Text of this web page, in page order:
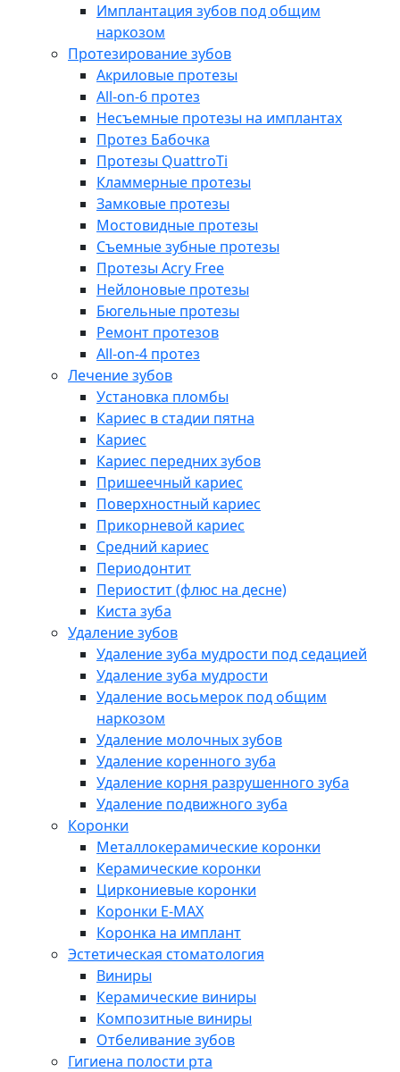
Имплантация зубов под общим
наркозом
Протезирование зубов
Акриловые протезы
All-on-6 протез
Несъемные протезы на имплантах
Протез Бабочка
Протезы QuattroTi
Кламмерные протезы
Замковые протезы
Мостовидные протезы
Съемные зубные протезы
Протезы Acry Free
Нейлоновые протезы
Бюгельные протезы
Ремонт протезов
All-on-4 протез
Лечение зубов
Установка пломбы
Кариес в стадии пятна
Кариес
Кариес передних зубов
Пришеечный кариес
Поверхностный кариес
Прикорневой кариес
Средний кариес
Периодонтит
Периостит (флюс на десне)
Киста зуба
Удаление зубов
Удаление зуба мудрости под седацией
Удаление зуба мудрости
Удаление восьмерок под общим
наркозом
Удаление молочных зубов
Удаление коренного зуба
Удаление корня разрушенного зуба
Удаление подвижного зуба
Коронки
Металлокерамические коронки
Керамические коронки
Циркониевые коронки
Коронки E-MAX
Коронка на имплант
Эстетическая стоматология
Виниры
Керамические виниры
Композитные виниры
Отбеливание зубов
Гигиена полости рта